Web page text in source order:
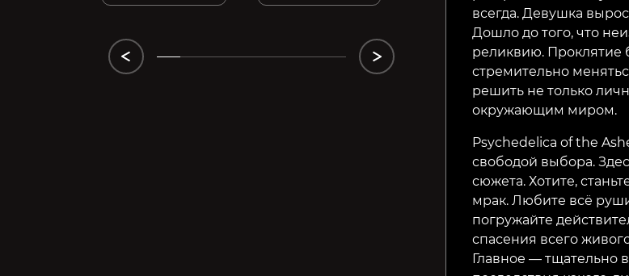
всегда. Девушка
Дошло до того, что
реликвию. Проклятие
стремительно
решить не только
окружающим миром.
Psychedelica of the
свободой выбора.
сюжета. Хотите,
мрак. Любите всё
погружайте
спасения всего
Главное — тщательно